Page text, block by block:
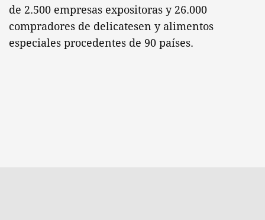
de 2.500 empresas expositoras y 26.000
compradores de delicatesen y alimentos
especiales procedentes de 90 países.